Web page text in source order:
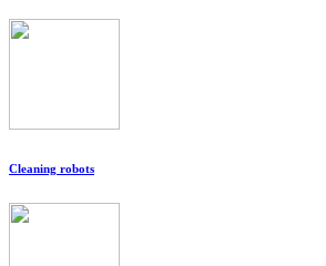
Cleaning robots